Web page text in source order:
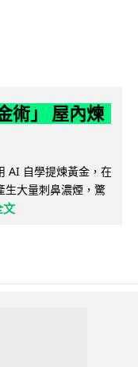
術」 屋內煉
AI 自學提煉黃金，在
生大量刺鼻濃煙，驚
文